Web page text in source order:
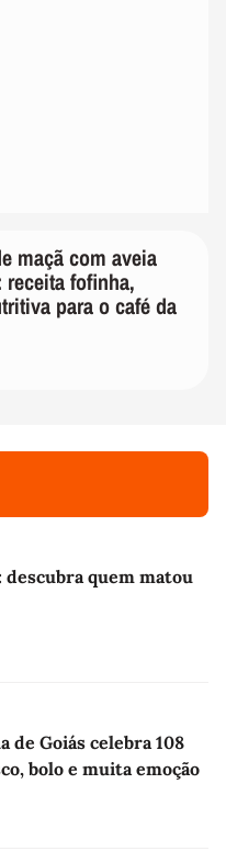
maçã com aveia
fofinha,
para o café da
descubra quem matou
de Goiás celebra 108
bolo e muita emoção